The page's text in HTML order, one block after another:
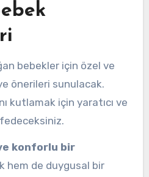
bebekler için özel ve
önerileri sunulacak.
kutlamak için yaratıcı ve
konforlu bir
hem de duygusal bir